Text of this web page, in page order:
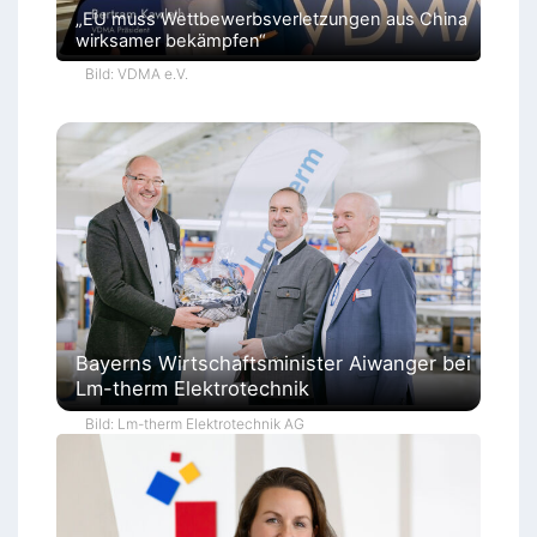
„EU muss Wettbewerbsverletzungen aus China
wirksamer bekämpfen“
Bild: VDMA e.V.
Bayerns Wirtschaftsminister Aiwanger bei
Lm-therm Elektrotechnik
Bild: Lm-therm Elektrotechnik AG